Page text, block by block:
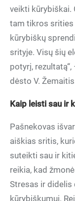
veikti kūrybiškai.
tam tikros srities
kūrybiškų
srityje. Visų šių
potyrį,
dėsto V.
Kaip leisti sau ir
Pašnekovas
aiškias sritis,
suteikti sau ir
reikia, kad
Stresas ir
kūrybiškumui.